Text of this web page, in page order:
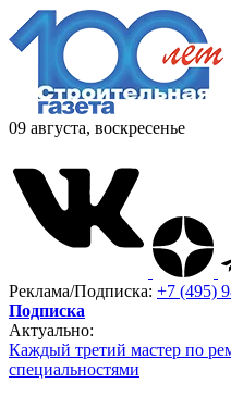
09 августа, воскресенье
Реклама/Подписка: +7 (495)
Подписка
Актуально:
Каждый третий мастер по
специальностями